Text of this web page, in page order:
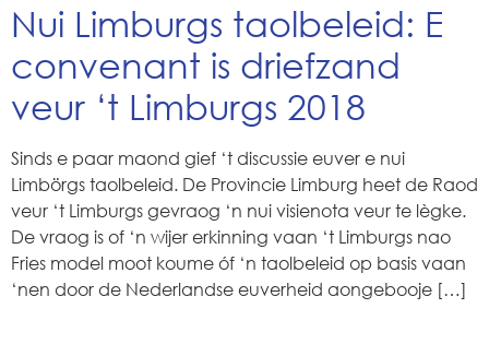
Nui Limburgs taolbeleid: E
convenant is driefzand
veur ‘t Limburgs 2018
Sinds e paar maond gief ‘t discussie euver e nui
Limbörgs taolbeleid. De Provincie Limburg heet de Raod
veur ‘t Limburgs gevraog ‘n nui visienota veur te lègke.
De vraog is of ‘n wijer erkinning vaan ‘t Limburgs nao
Fries model moot koume óf ‘n taolbeleid op basis vaan
‘nen door de Nederlandse euverheid aongebooje […]